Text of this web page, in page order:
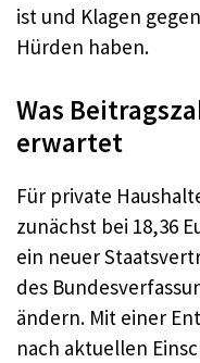
ist und Klagen
Hürden haben.
Was
erwartet
Für private
zunächst bei 18,36
ein neuer
des
ändern. Mit einer
nach aktuellen